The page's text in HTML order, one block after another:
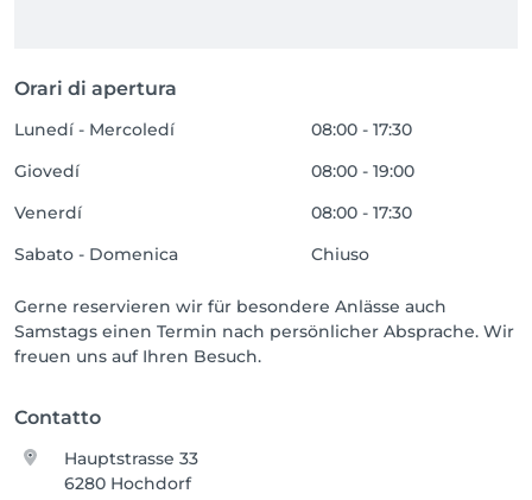
Orari di apertura
Lunedí - Mercoledí
08:00 - 17:30
Giovedí
08:00 - 19:00
Venerdí
08:00 - 17:30
Sabato - Domenica
Chiuso
Gerne reservieren wir für besondere Anlässe auch
Samstags einen Termin nach persönlicher Absprache. Wir
freuen uns auf Ihren Besuch.
Contatto
Hauptstrasse 33
6280 Hochdorf